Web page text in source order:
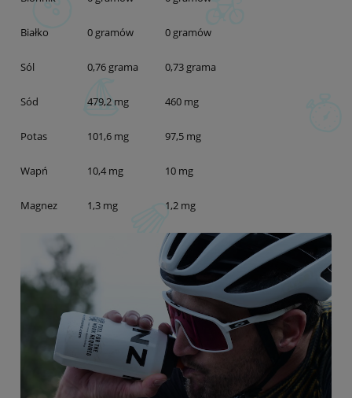
Białko 0 gramów 0 gramów
Sól 0,76 grama 0,73 grama
Sód 479,2 mg 460 mg
Potas 101,6 mg 97,5 mg
Wapń 10,4 mg 10 mg
Magnez 1,3 mg 1,2 mg